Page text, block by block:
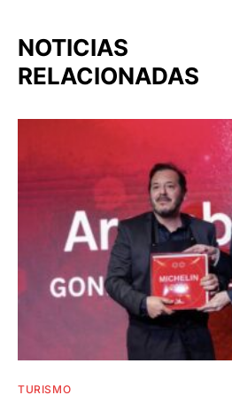
NOTICIAS
RELACIONADAS
TURISMO